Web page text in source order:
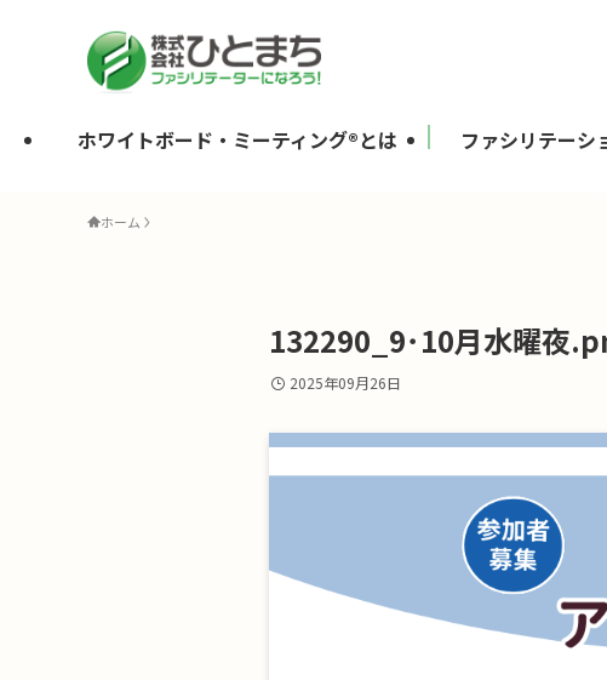
ホワイトボード・ミーティング®とは ファシリテーシ
ホーム
132290_9･10月水曜夜
2025年09月26日